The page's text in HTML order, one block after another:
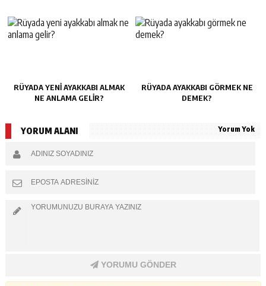
RÜYADA YENI AYAKKABI ALMAK
NE ANLAMA GELIR?
RÜYADA AYAKKABI GÖRMEK NE
DEMEK?
YORUM ALANI Yorum Yok
YORUMU GÖNDER